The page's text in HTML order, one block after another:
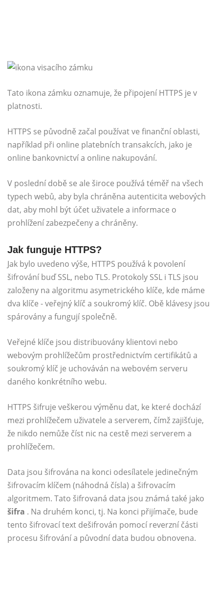
Tato ikona zámku oznamuje, že připojení HTTPS je v
platnosti.
HTTPS se původně začal používat ve finanční oblasti,
například při online platebních transakcích, jako je
online bankovnictví a online nakupování.
V poslední době se ale široce používá téměř na všech
typech webů, aby byla chráněna autenticita webových
dat, aby mohl být účet uživatele a informace o
prohlížení zabezpečeny a chráněny.
Jak funguje HTTPS?
Jak bylo uvedeno výše, HTTPS používá k povolení
šifrování buď SSL, nebo TLS. Protokoly SSL i TLS jsou
založeny na algoritmu asymetrického klíče, kde máme
dva klíče - veřejný klíč a soukromý klíč. Obě klávesy jsou
spárovány a fungují společně.
Veřejné klíče jsou distribuovány klientovi nebo
webovým prohlížečům prostřednictvím certifikátů a
soukromý klíč je uchováván na webovém serveru
daného konkrétního webu.
HTTPS šifruje veškerou výměnu dat, ke které dochází
mezi prohlížečem uživatele a serverem, čímž zajišťuje,
že nikdo nemůže číst nic na cestě mezi serverem a
prohlížečem.
Data jsou šifrována na konci odesílatele jedinečným
šifrovacím klíčem (náhodná čísla) a šifrovacím
algoritmem. Tato šifrovaná data jsou známá také jako
šifra . Na druhém konci, tj. Na konci přijímače, bude
tento šifrovací text dešifrován pomocí reverzní části
procesu šifrování a původní data budou obnovena.